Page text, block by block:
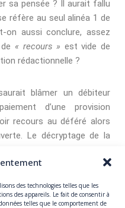
des technologies telles que les
des appareils. Le fait de consentir à
telles que le comportement de
sa pensée ? Il aurait fallu
réfère au seul alinéa 1 de
on aussi conclure, assez
« recours » est vide de
rédactionnelle ?
blâmer un débiteur
d’une provision
recours au déféré alors
Le décryptage de la